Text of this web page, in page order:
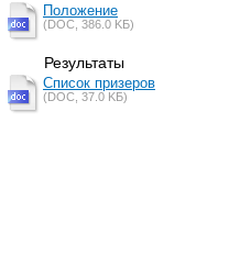
Положение
(DOC, 386.0 KБ)
Результаты
Список призеров
(DOC, 37.0 KБ)